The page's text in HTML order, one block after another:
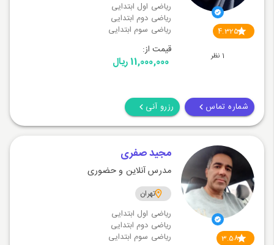
4.325
1 نظر
ریاضی اول ابتدایی
ریاضی دوم ابتدایی
ریاضی سوم ابتدایی
قیمت از:
11,000,000 ریال
شماره تماس رزرو آنی
3.58
مجید صفری
مدرس آنلاین و حضوری
تهران
ریاضی اول ابتدایی
ریاضی دوم ابتدایی
ریاضی سوم ابتدایی